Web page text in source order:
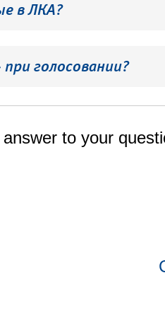
в ЛКА?
голосовании?
to your